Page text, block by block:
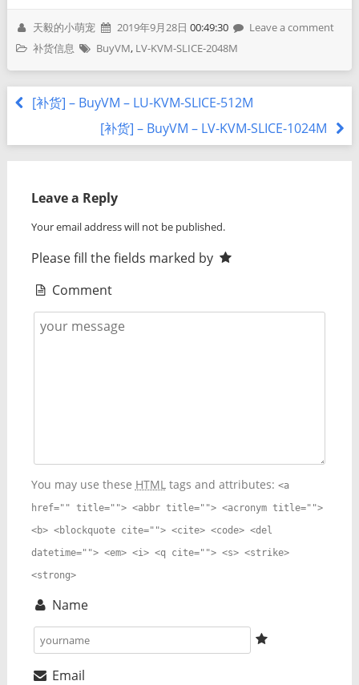
天毅的小萌宠 2019年9月28日 00:49:30
Leave a comment
补货信息
BuyVM, LV-KVM-SLICE-2048M
[补货] – BuyVM – LU-KVM-SLICE-512M
[补货] – BuyVM – LV-KVM-SLICE-1024M
Leave a Reply
Your email address will not be published.
Please fill the fields marked by
Comment
You may use these HTMLtags and attributes: <a
href="" title=""> <abbr title=""> <acronym title="">
<b> <blockquote cite=""> <cite> <code> <del
datetime=""> <em> <i> <q cite=""> <s> <strike>
<strong>
Name
Email